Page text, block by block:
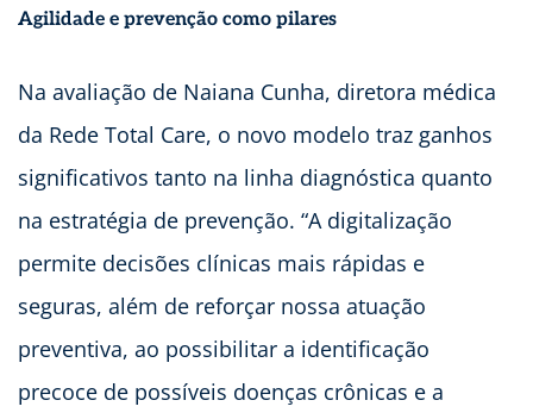
Agilidade e prevenção como pilares
Na avaliação de Naiana Cunha, diretora médica
da Rede Total Care, o novo modelo traz ganhos
significativos tanto na linha diagnóstica quanto
na estratégia de prevenção. “A digitalização
permite decisões clínicas mais rápidas e
seguras, além de reforçar nossa atuação
preventiva, ao possibilitar a identificação
precoce de possíveis doenças crônicas e a